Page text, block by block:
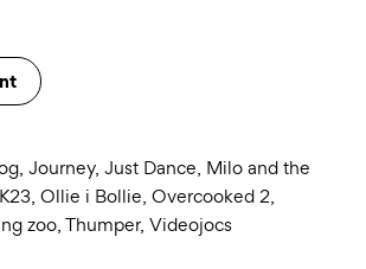
, Journey, Just Dance, Milo and the
, Ollie i Bollie, Overcooked 2,
zoo,Thumper, Videojocs